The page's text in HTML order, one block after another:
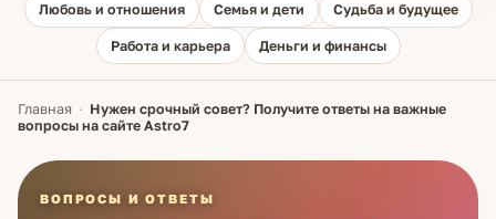
Любовь и отношения Семья и дети Судьба и будущее
Работа и карьера Деньги и финансы
Главная · Нужен срочный совет? Получите ответы на важные
вопросы на сайте Astro7
ВОПРОСЫ И ОТВЕТЫ